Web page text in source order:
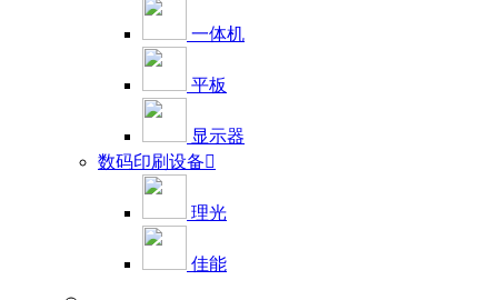
一体机
平板
显示器
数码印刷设备
理光
佳能